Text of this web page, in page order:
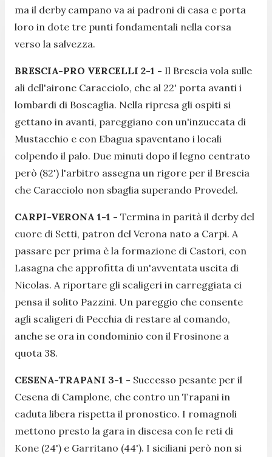
ma il derby campano va ai padroni di casa e porta
loro in dote tre punti fondamentali nella corsa
verso la salvezza.
BRESCIA-PRO VERCELLI 2-1 - Il Brescia vola sulle
ali dell'airone Caracciolo, che al 22' porta avanti i
lombardi di Boscaglia. Nella ripresa gli ospiti si
gettano in avanti, pareggiano con un'inzuccata di
Mustacchio e con Ebagua spaventano i locali
colpendo il palo. Due minuti dopo il legno centrato
però (82') l'arbitro assegna un rigore per il Brescia
che Caracciolo non sbaglia superando Provedel.
CARPI-VERONA 1-1 - Termina in parità il derby del
cuore di Setti, patron del Verona nato a Carpi. A
passare per prima è la formazione di Castori, con
Lasagna che approfitta di un'avventata uscita di
Nicolas. A riportare gli scaligeri in carreggiata ci
pensa il solito Pazzini. Un pareggio che consente
agli scaligeri di Pecchia di restare al comando,
anche se ora in condominio con il Frosinone a
quota 38.
CESENA-TRAPANI 3-1 - Successo pesante per il
Cesena di Camplone, che contro un Trapani in
caduta libera rispetta il pronostico. I romagnoli
mettono presto la gara in discesa con le reti di
Kone (24') e Garritano (44'). I siciliani però non si